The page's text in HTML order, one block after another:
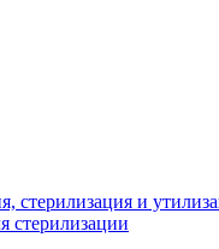
стерилизация и
стерилизации